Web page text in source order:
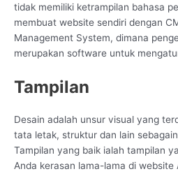
tidak memiliki ketrampilan bahasa
membuat website sendiri dengan
Management System, dimana
merupakan software untuk
Tampilan
Desain adalah unsur visual yang
tata letak, struktur dan lain
Tampilan yang baik ialah tampilan
Anda kerasan lama-lama di website